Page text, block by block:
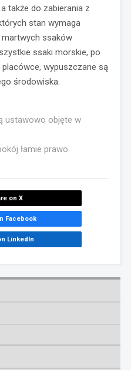
także do zabierania z
stan wymaga
ssaków
ssaki morskie, po
wypuszczane są
środowiska.
ustawowo objęte w
łamie prawo.
on X
Facebook
LinkedIn